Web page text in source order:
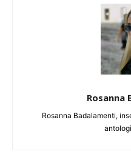
Rosanna
Rosanna Badalamenti,